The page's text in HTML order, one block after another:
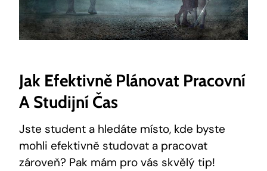
Jak Efektivně Plánovat Pracovní
A Studijní Čas
Jste student a hledáte místo, kde byste
mohli efektivně studovat a pracovat
zároveň? Pak mám pro vás skvělý tip!